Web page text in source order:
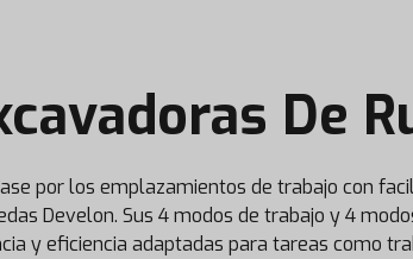
De
por los emplazamientos de trabajo con
Develon. Sus 4 modos de trabajo y 4
y eficiencia adaptadas para tareas como